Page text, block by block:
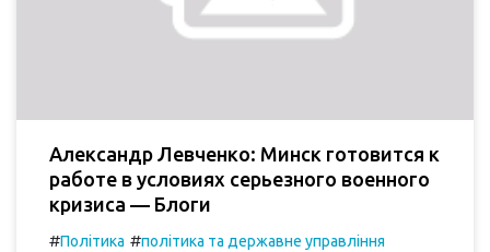
Александр Левченко: Минск готовится к
работе в условиях серьезного военного
кризиса — Блоги
#Політика #політика та державне управління